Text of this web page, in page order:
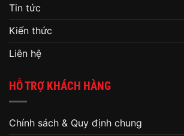
Tin tức
Kiến thức
Liên hệ
HỖ TRỢ KHÁCH HÀNG
Chính sách & Quy định chung